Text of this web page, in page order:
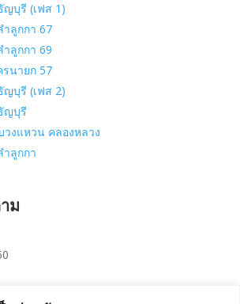
ญบุรี (เฟส 1)
ำลูกกา 67
ลูกกา 69
นายก 57
ญบุรี (เฟส 2)
ญบุรี
วงแหวน คลองหลวง
ำลูกกา
ม